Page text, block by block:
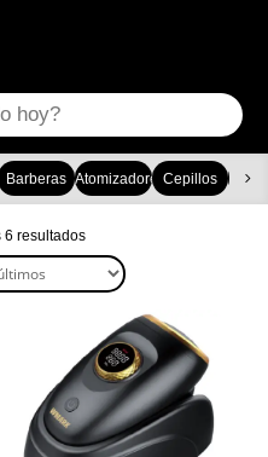
Barberas AtomizadoresCepillos
6 resultadosOrdenado
por
los
últimos